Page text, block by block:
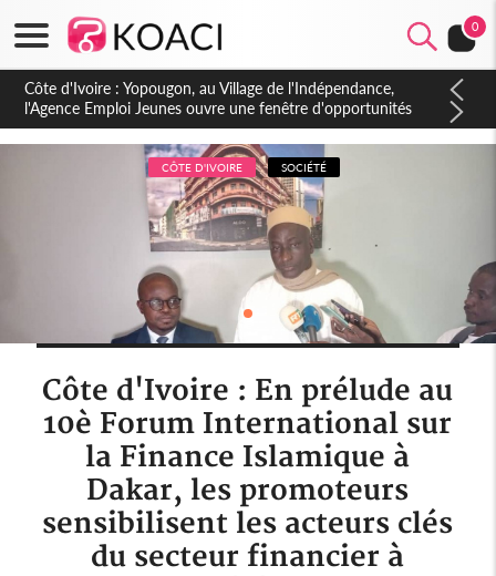
0
Côte d'Ivoire : CHU de Treichville, après la fronde, les agents
contractuels obtiennent un accord avec la direction sur les
arriérés du SMIG 2023
CÔTE D'IVOIRE SOCIÉTÉ
Côte d'Ivoire : En prélude au
10è Forum International sur
la Finance Islamique à
Dakar, les promoteurs
sensibilisent les acteurs clés
du secteur financier à